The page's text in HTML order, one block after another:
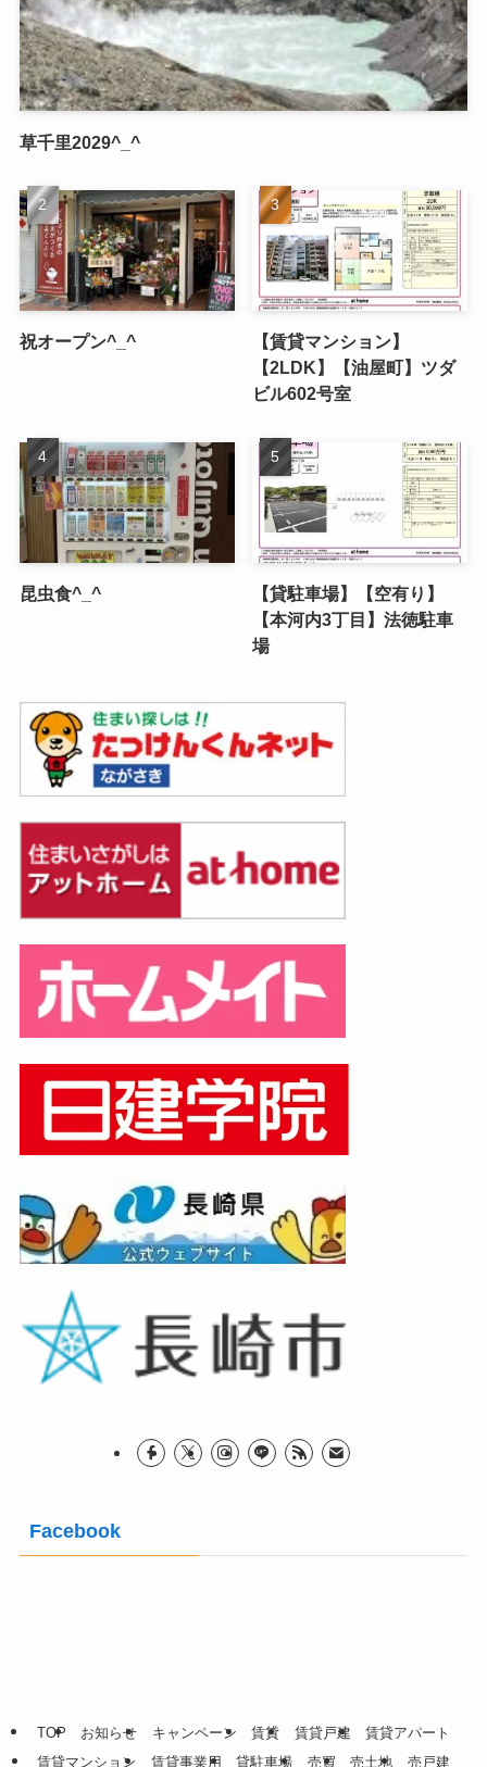
草千里2029^_^
祝オープン^_^
【賃貸マンション】
【2LDK】【油屋町】ツダ
ビル602号室
昆虫食^_^
【貸駐車場】【空有り】
【本河内3丁目】法徳駐車
場
Facebook
TOP お知らせ キャンペーン 賃貸 賃貸戸建
賃貸アパート
賃貸マンション
賃貸事業用 貸駐車場 売買 売土地 売戸建